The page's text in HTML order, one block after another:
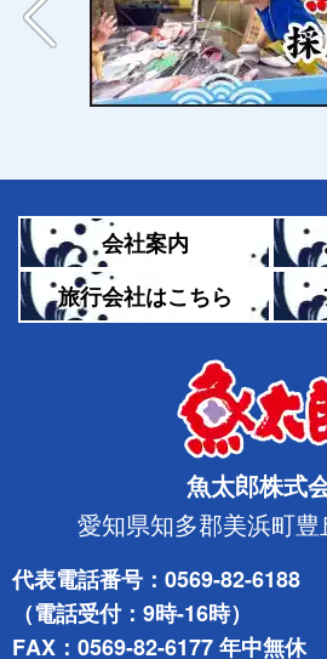
会社案内
旅行会社はこちら
魚太郎株式
愛知県知多郡美浜町豊
代表電話番号
0569-82-6188
（電話受付：9時-16時）
FAX
0569-82-6177年中無休